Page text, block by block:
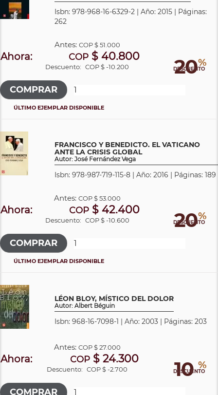
Isbn: 978-968-16-6329-2 | Año: 2015 | Páginas:
262
20%
DESCUENTO
Antes: COP$ 51.000
Ahora: COP $ 40.800
Descuento: COP $ -10.200
ÚLTIMO EJEMPLAR DISPONIBLE
FRANCISCO Y BENEDICTO. EL VATICANO
ANTE LA CRISIS GLOBAL
Autor: José Fernández Vega
Isbn: 978-987-719-115-8 | Año: 2016 | Páginas: 189
20%
DESCUENTO
Antes: COP$ 53.000
Ahora: COP$ 42.400
Descuento: COP $ -10.600
ÚLTIMO EJEMPLAR DISPONIBLE
LÉON BLOY, MÍSTICO DEL DOLOR
Autor: Albert Béguin
Isbn: 968-16-7098-1 | Año: 2003 | Páginas: 203
10 %
DESCUENTO
Antes: COP$ 27.000
Ahora: COP$ 24.300
Descuento: COP $ -2.700